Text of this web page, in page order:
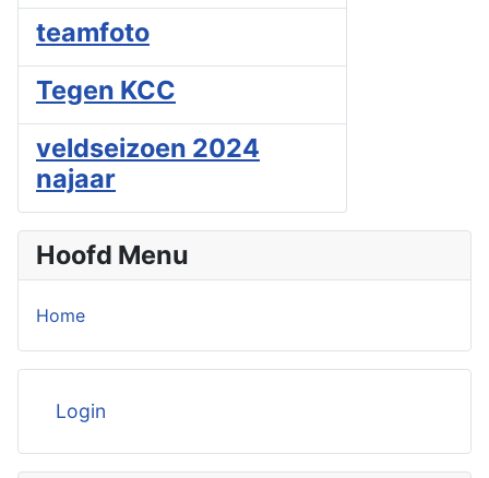
teamfoto
Tegen KCC
veldseizoen 2024
najaar
Hoofd Menu
Home
Login